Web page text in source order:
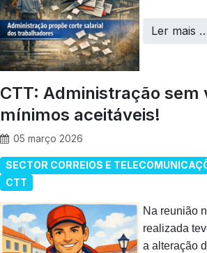
Ler mais
CTT: Administração sem
mínimos aceitáveis!
05 março 2026
SECTOR CORREIOS E
CTT
Na reunião
realizada
a alteração